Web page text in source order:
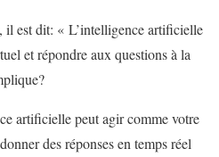
il est dit: « L’intelligence artificielle
et répondre aux questions à la
artificielle peut agir comme votre
des réponses en temps réel